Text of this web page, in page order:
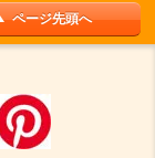
ページ先頭へ